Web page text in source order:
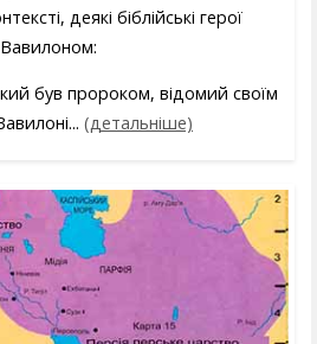
деякі біблійські герої
був пророком, відомий своїм
(детальніше)